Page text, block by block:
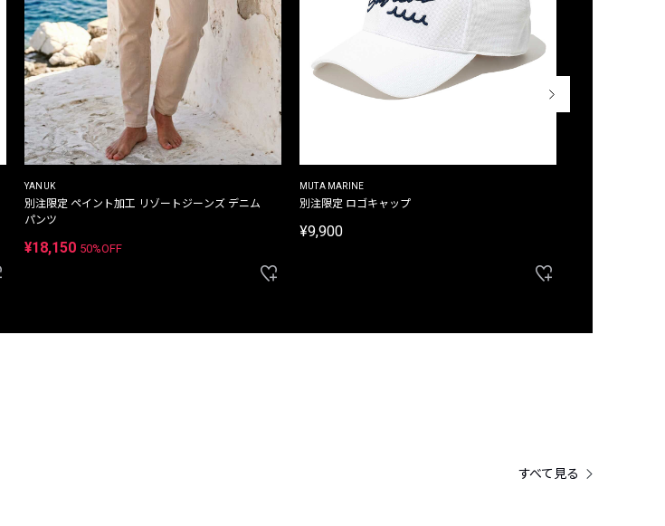
YANUK
別注限定 ペイント加工 リゾートジーンズ デニム
パンツ
¥18,150 50%OFF
MUTA MARINE
別注限定 ロゴキャップ
¥9,900
すべて見る